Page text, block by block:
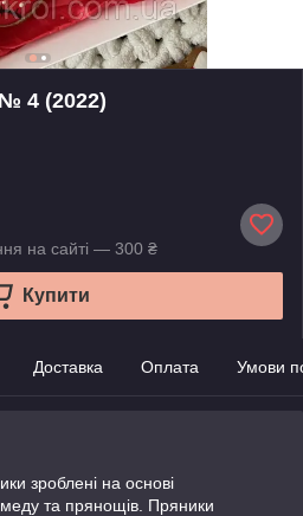
4 (2022)
на сайті — 300 ₴
Купити
Доставка Оплата Умови
зроблені на основі
та прянощів. Пряники